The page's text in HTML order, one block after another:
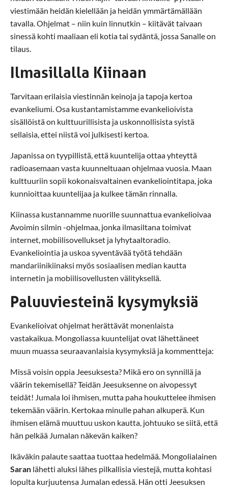
viestimään heidän kielellään ja heidän ymmärtämällään
tavalla. Ohjelmat – niin kuin linnutkin – kiitävät taivaan
sinessä kohti maaliaan eli kotia tai sydäntä, jossa Sanalle on
tilaus.
Ilmasillalla Kiinaan
Tarvitaan erilaisia viestinnän keinoja ja tapoja kertoa
evankeliumi. Osa kustantamistamme evankelioivista
sisällöistä on kulttuurillisista ja uskonnollisista syistä
sellaisia, ettei niistä voi julkisesti kertoa.
Japanissa on tyypillistä, että kuuntelija ottaa yhteyttä
radioasemaan vasta kuunneltuaan ohjelmaa vuosia. Maan
kulttuuriin sopii kokonaisvaltainen evankeliointitapa, joka
kunnioittaa kuuntelijaa ja kulkee tämän rinnalla.
Kiinassa kustannamme nuorille suunnattua evankelioivaa
Avoimin silmin -ohjelmaa, jonka ilmasiltana toimivat
internet, mobiilisovellukset ja lyhytaaltoradio.
Evankeliointia ja uskoa syventävää työtä tehdään
mandariinikiinaksi myös sosiaalisen median kautta
internetin ja mobiilisovellusten välityksellä.
Paluuviesteinä kysymyksiä
Evankelioivat ohjelmat herättävät monenlaista
vastakaikua. Mongoliassa kuuntelijat ovat lähettäneet
muun muassa seuraavanlaisia kysymyksiä ja kommentteja:
Missä voisin oppia Jeesuksesta? Mikä ero on synnillä ja
väärin tekemisellä? Teidän Jeesuksenne on aivopessyt
teidät! Jumala loi ihmisen, mutta paha houkuttelee ihmisen
tekemään väärin. Kertokaa minulle pahan alkuperä. Kun
ihmisen elämä muuttuu uskon kautta, johtuuko se siitä, että
hän pelkää Jumalan näkevän kaiken?
Ikäväkin palaute saattaa tuottaa hedelmää. Mongolialainen
Saran lähetti aluksi lähes pilkallisia viestejä, mutta kohtasi
lopulta kurjuutensa Jumalan edessä. Hän otti Jeesuksen